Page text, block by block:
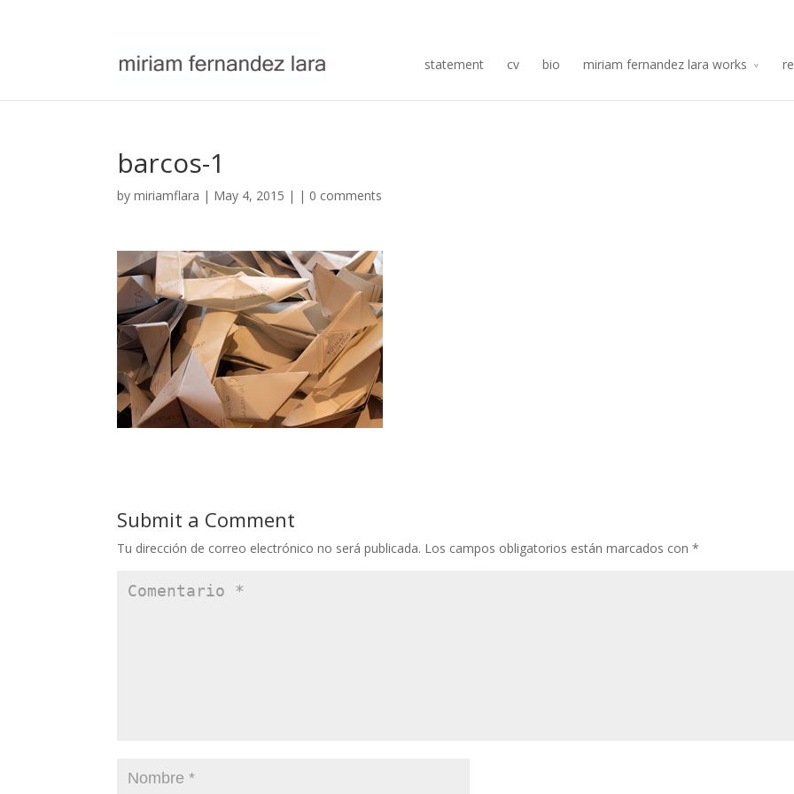
statement cv bio miriam fernandez lara works
barcos-1
by miriamflara | May 4, 2015 | | 0 comments
Submit a Comment
Tu dirección de correo electrónico no será publicada. Los campos obligatorios están marcados con *